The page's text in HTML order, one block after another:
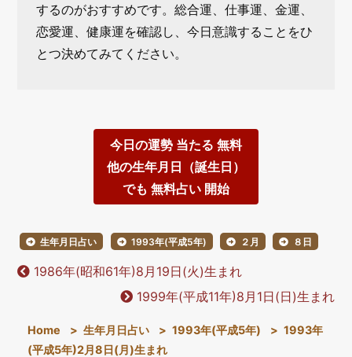
するのがおすすめです。総合運、仕事運、金運、
恋愛運、健康運を確認し、今日意識することをひ
とつ決めてみてください。
今日の運勢 当たる 無料
他の生年月日（誕生日）
でも 無料占い 開始
生年月日占い 1993年(平成5年) ２月 ８日
1986年(昭和61年)8月19日(火)生まれ
1999年(平成11年)8月1日(日)生まれ
Home > 生年月日占い > 1993年(平成5年) > 1993年
(平成5年)2月8日(月)生まれ